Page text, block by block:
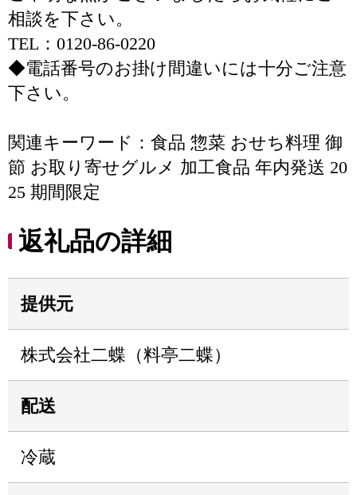
相談を下さい。
TEL：0120-86-0220
◆電話番号のお掛け間違いには十分ご注意
下さい。
関連キーワード：食品 惣菜 おせち料理 御
節 お取り寄せグルメ 加工食品 年内発送 20
25 期間限定
返礼品の詳細
提供元
株式会社二蝶（料亭二蝶）
配送
冷蔵